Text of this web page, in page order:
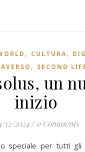
, CULTURA,
, SECOND
un
inizio
12/2024 / 0 Comments